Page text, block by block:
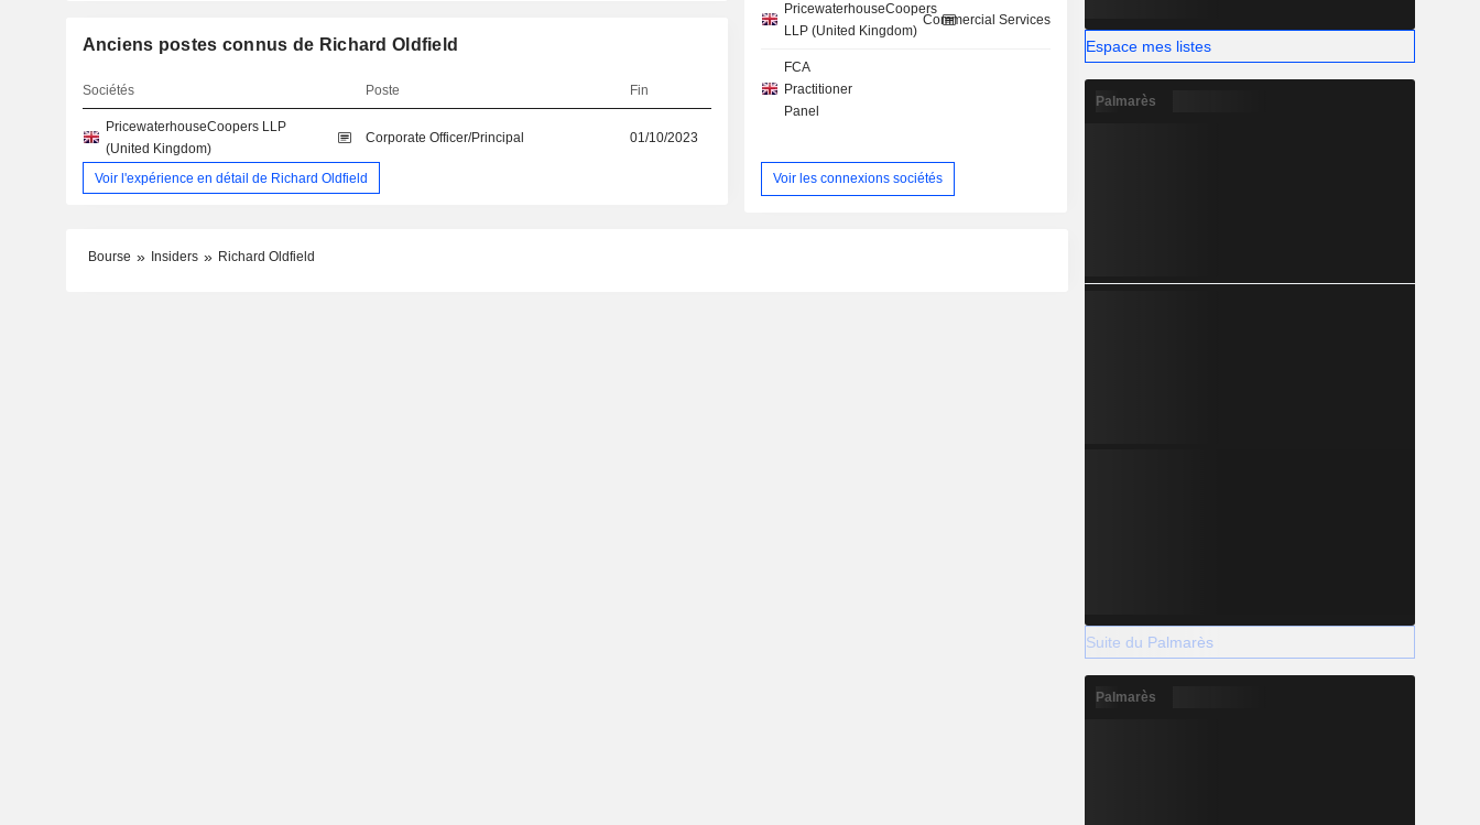
Anciens postes connus de Richard Oldfield
Sociétés Poste Fin
PricewaterhouseCoopers LLP
(United Kingdom)
Corporate Officer/Principal 01/10/2023
Voir l'expérience en détail de Richard Oldfield
PricewaterhouseCoopers
LLP (United Kingdom)
Commercial Services
FCA
Practitioner
Panel
Voir les connexions sociétés
Bourse Insiders Richard Oldfield
Espace mes listes
Palmarès
Suite du Palmarès
Palmarès